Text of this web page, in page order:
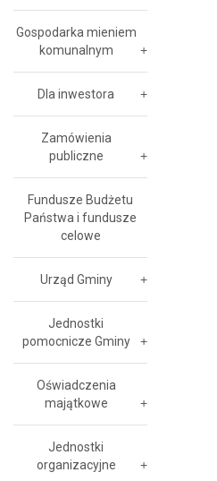
Gospodarka mieniem
komunalnym
Dla inwestora
Zamówienia
publiczne
Fundusze Budżetu
Państwa i fundusze
celowe
Urząd Gminy
Jednostki
pomocnicze Gminy
Oświadczenia
majątkowe
Jednostki
organizacyjne